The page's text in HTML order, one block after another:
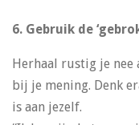
6. Gebruik de
Herhaal rustig je
bij je mening. Denk
is aan jezelf.